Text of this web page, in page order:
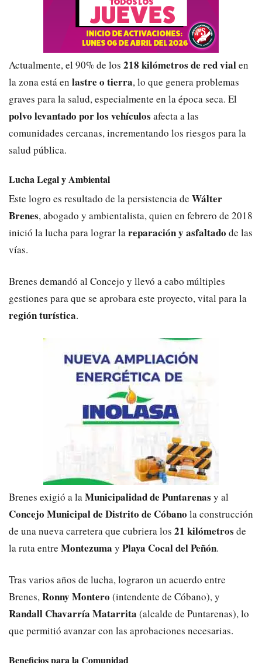
Actualmente, el 90% de los 218 kilómetros de red vialen
la zona está en lastre o tierra, lo que genera problemas
graves para la salud, especialmente en la época seca. El
polvo levantado por los vehículos afecta a las
comunidades cercanas, incrementando los riesgos para la
salud pública.
Lucha Legal y Ambiental
Este logro es resultado de la persistencia de Wálter
Brenes, abogado y ambientalista, quien en febrero de 2018
inició la lucha para lograr lareparación y asfaltado de las
vías.
Brenes demandó al Concejo y llevó a cabo múltiples
gestiones para que se aprobara este proyecto, vital para la
región turística.
Brenes exigió a laMunicipalidad de Puntarenas y al
Concejo Municipal de Distrito de Cóbano la construcción
de una nueva carretera que cubriera los 21 kilómetros de
la ruta entre Montezuma y Playa Cocal del Peñón.
Tras varios años de lucha, lograron un acuerdo entre
Brenes,Ronny Montero (intendente de Cóbano), y
Randall Chavarría Matarrita (alcalde de Puntarenas), lo
que permitió avanzar con las aprobaciones necesarias.
Beneficios para la Comunidad